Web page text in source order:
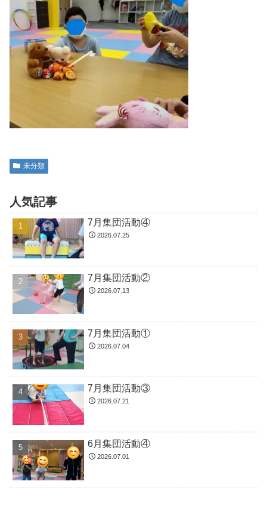
未分類
人気記事
7月集団活動④
2026.07.25
7月集団活動②
2026.07.13
7月集団活動①
2026.07.04
7月集団活動③
2026.07.21
6月集団活動④
2026.07.01